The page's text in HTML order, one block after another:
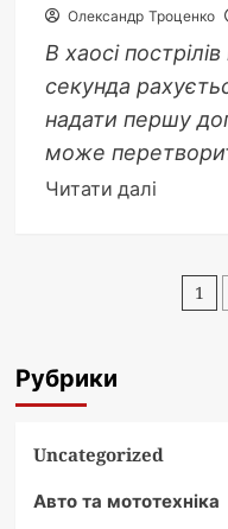
Олександр Троценко
В хаосі
секунда
надати першу
може
Читати далі
повний
з
1
Рубрики
Uncategorized
Авто та мототехніка